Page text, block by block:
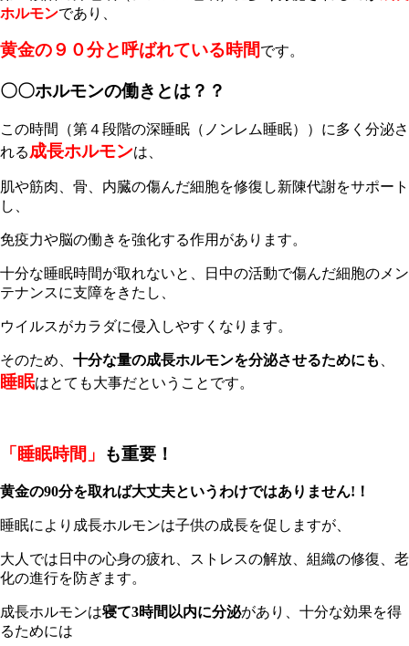
ホルモンであり、
黄金の９０分と呼ばれている時間です。
〇〇ホルモンの働きとは？？
この時間（第４段階の深睡眠（ノンレム睡眠））に多く分泌さ
れる成長ホルモンは、
肌や筋肉、骨、内臓の傷んだ細胞を修復し新陳代謝をサポート
し、
免疫力や脳の働きを強化する作用があります。
十分な睡眠時間が取れないと、日中の活動で傷んだ細胞のメン
テナンスに支障をきたし、
ウイルスがカラダに侵入しやすくなります。
そのため、 十分な量の成長ホルモンを分泌させるためにも
睡眠はとても大事だということです。
「睡眠時間」 も重要！
黄金の90分を取れば大丈夫というわけではありません!！
睡眠により成長ホルモンは子供の成長を促しますが、
大人では日中の心身の疲れ、ストレスの解放、組織の修復、老
化の進行を防ぎます。
成長ホルモンは寝て3時間以内に分泌があり、十分な効果を得
るためには